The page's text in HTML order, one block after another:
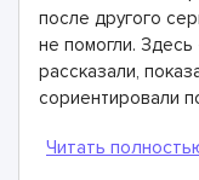
после другого
не помогли.
рассказали,
сориентировали